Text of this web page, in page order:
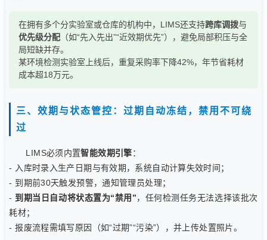
在拥有多个分实验室或仓库的机构中，LIMS还支持跨库调拨与
优先级分配 （如“先入先出”“近效期优先”），避免局部积压与全
局短缺并存。
某环境检测实验室上线后，重复采购率下降42%，年节省耗材
成本超18万元。
三、效期与状态管控：过期自动冻结，禁用不可绕
过
LIMS必须内置智能效期引擎：
- 入库时录入生产日期与有效期，系统自动计算失效时间；
- 到期前30天触发预警，通知管理员处理；
- 到期当日自动将状态置为“禁用”，任何检测任务无法选择该批次
耗材；
- 报废流程需填写原因（如“过期”“污染”），并上传处置照片。